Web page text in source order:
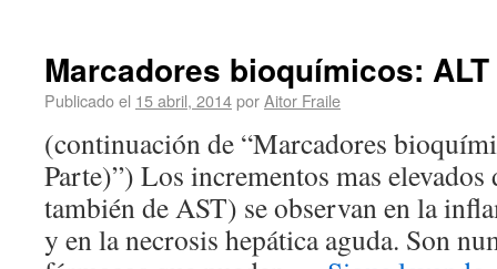
Marcadores bioquímicos: ALT
Publicado el 15 abril, 2014porAitor Fraile
(continuación de “Marcadores
Parte)”) Los incrementos mas
también de AST) se observan en la
y en la necrosis hepática aguda. Son